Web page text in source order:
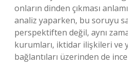
onların dinden çıkması
analiz yaparken, bu soruyu
perspektiften değil, aynı
kurumları, iktidar ilişkileri ve
bağlantıları üzerinden de